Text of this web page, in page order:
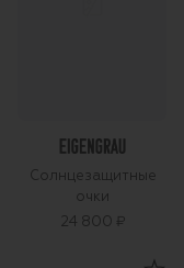
Солнцезащитные
очки
24 800 ₽